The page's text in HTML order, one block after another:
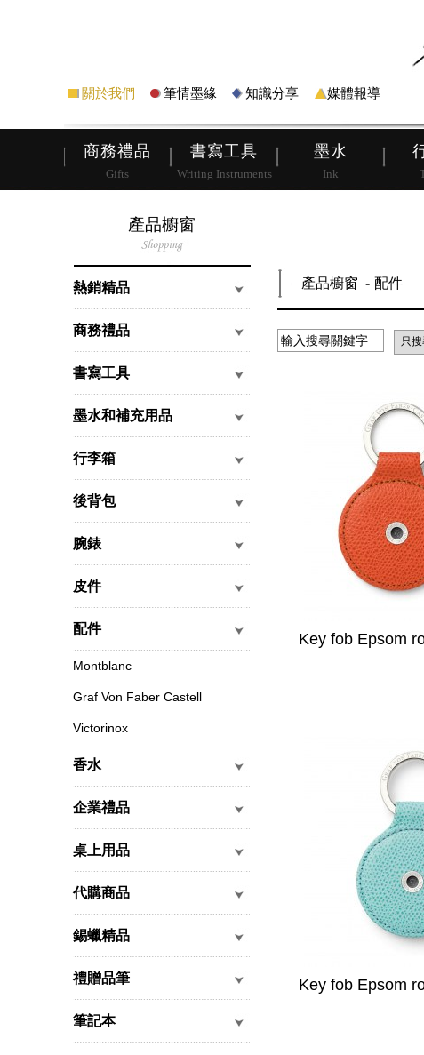
關於我們 筆情墨緣 知識分享 媒體報導
商務禮品
Gifts
書寫工具
Writing Instruments
墨水
Ink
產品櫥窗
熱銷精品
商務禮品
書寫工具
墨水和補充用品
行李箱
後背包
腕錶
皮件
配件
Montblanc
Graf Von Faber Castell
Victorinox
香水
企業禮品
桌上用品
代購商品
錫蠟精品
禮贈品筆
筆記本
產品櫥窗 配件
Key fob Epsom
Key fob Epsom